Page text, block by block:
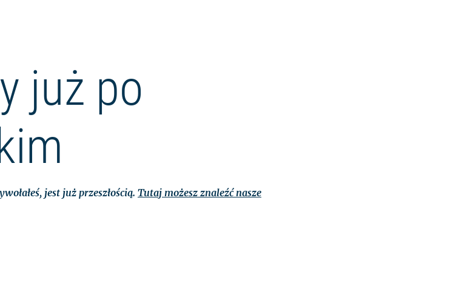
już po
jest już przeszłością. Tutaj możesz znaleźć nasze